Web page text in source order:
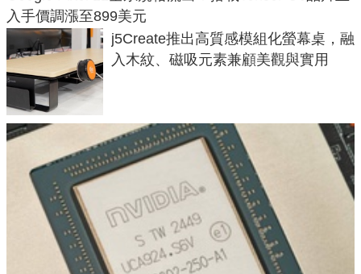
入手價調漲至899美元
j5Create推出高質感模組化螢幕桌，融
入木紋、磁吸元素兼顧美觀與實用